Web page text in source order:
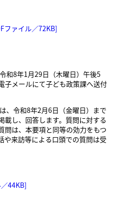
ファイル／72KB]
和8年1月29日（木曜日）午後5
子メールにて子ども政策課へ送付
、令和8年2月6日（金曜日）まで
載し、回答します。質問に対する
問は、本要項と同等の効力をもつ
や来訪等による口頭での質問は受
44KB]